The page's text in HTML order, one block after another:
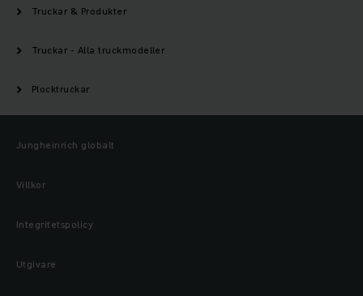
Truckar & Produkter
Truckar - Alla truckmodeller
Plocktruckar
Jungheinrich globalt
Villkor
Integritetspolicy
Utgivare